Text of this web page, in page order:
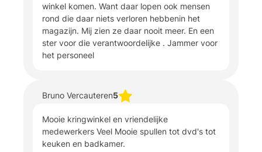
winkel komen. Want daar lopen ook mensen
rond die daar niets verloren hebbenin het
magazijn. Mij zien ze daar nooit meer. En een
ster voor die verantwoordelijke . Jammer voor
het personeel
Bruno Vercauteren5
Mooie kringwinkel en vriendelijke
medewerkers Veel Mooie spullen tot dvd's tot
keuken en badkamer.